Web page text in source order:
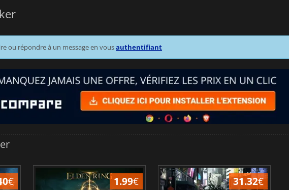
ou répondre à un message en vousauthentifiant
€ 1.99€ 31.32€